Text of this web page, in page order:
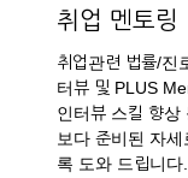
취업 멘토링
취업관련 법률/진
터뷰 및 PLUS
인터뷰 스킬 향상
보다 준비된 자
록 도와 드립니다.